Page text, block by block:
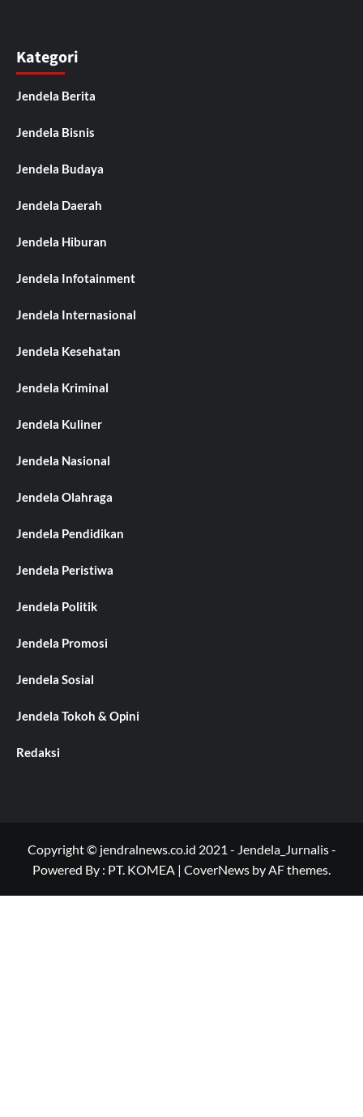
Kategori
Jendela Berita
Jendela Bisnis
Jendela Budaya
Jendela Daerah
Jendela Hiburan
Jendela Infotainment
Jendela Internasional
Jendela Kesehatan
Jendela Kriminal
Jendela Kuliner
Jendela Nasional
Jendela Olahraga
Jendela Pendidikan
Jendela Peristiwa
Jendela Politik
Jendela Promosi
Jendela Sosial
Jendela Tokoh & Opini
Redaksi
Copyright © jendralnews.co.id 2021 - Jendela_Jurnalis -
Powered By : PT. KOMEA | CoverNews by AF themes.